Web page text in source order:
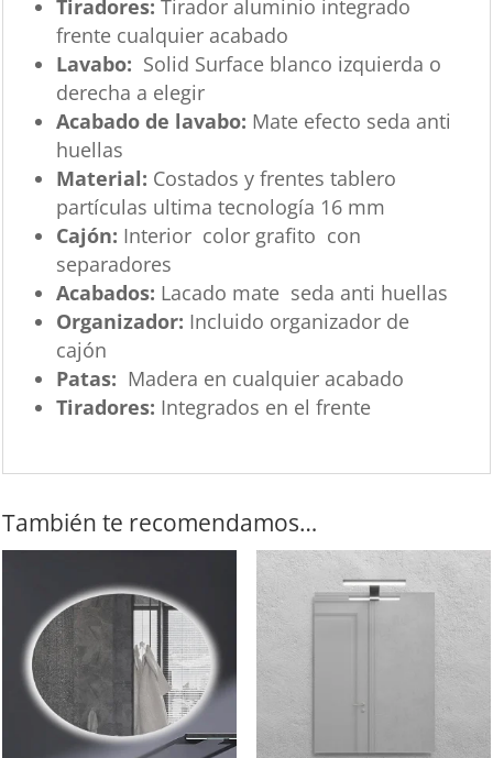
Tiradores: Tirador aluminio integrado
frente cualquier acabado
Lavabo: Solid Surface blanco izquierda o
derecha a elegir
Acabado de lavabo: Mate efecto seda anti
huellas
Material: Costados y frentes tablero
partículas ultima tecnología 16 mm
Cajón: Interior color grafito con
separadores
Acabados: Lacado mate seda anti huellas
Organizador: Incluido organizador de
cajón
Patas: Madera en cualquier acabado
Tiradores: Integrados en el frente
También te recomendamos…